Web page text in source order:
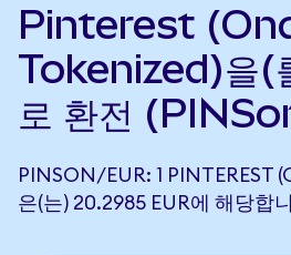
Pinterest
Tokenized)을(
로 환전
PINSON/EUR: 1 PINTEREST
은(는) 20.2985 EUR에 해당합